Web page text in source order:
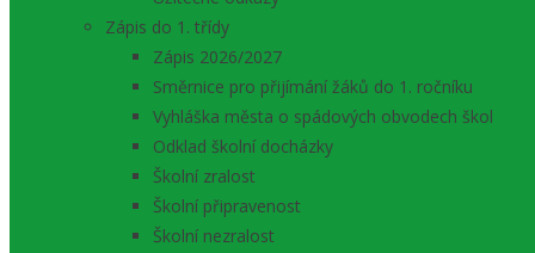
Zápis do 1. třídy
Zápis 2026/2027
Směrnice pro přijímání žáků do 1. ročníku
Vyhláška města o spádových obvodech škol
Odklad školní docházky
Školní zralost
Školní připravenost
Školní nezralost